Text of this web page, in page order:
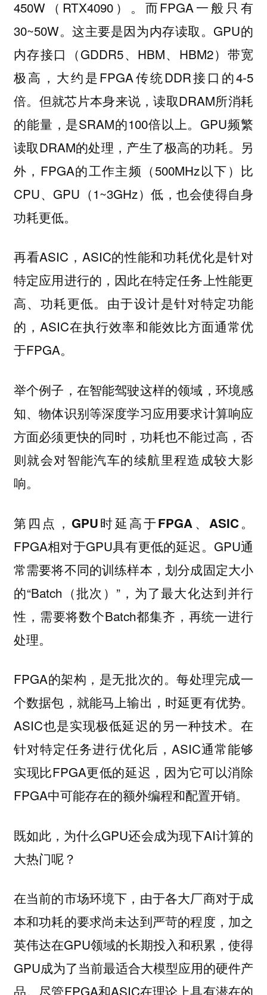
450W（RTX4090）。而FPGA一般只有
30~50W。这主要是因为内存读取。GPU的
内存接口（GDDR5、HBM、HBM2）带宽
极高，大约是FPGA传统DDR接口的4-5
倍。但就芯片本身来说，读取DRAM所消耗
的能量，是SRAM的100倍以上。GPU频繁
读取DRAM的处理，产生了极高的功耗。另
外，FPGA的工作主频（500MHz以下）比
CPU、GPU（1~3GHz）低，也会使得自身
功耗更低。
再看ASIC，ASIC的性能和功耗优化是针对
特定应用进行的，因此在特定任务上性能更
高、功耗更低。由于设计是针对特定功能
的，ASIC在执行效率和能效比方面通常优
于FPGA。
举个例子，在智能驾驶这样的领域，环境感
知、物体识别等深度学习应用要求计算响应
方面必须更快的同时，功耗也不能过高，否
则就会对智能汽车的续航里程造成较大影
响。
第四点，GPU时延高于FPGA、ASIC。
FPGA相对于GPU具有更低的延迟。GPU通
常需要将不同的训练样本，划分成固定大小
的“Batch（批次）”，为了最大化达到并行
性，需要将数个Batch都集齐，再统一进行
处理。
FPGA的架构，是无批次的。每处理完成一
个数据包，就能马上输出，时延更有优势。
ASIC也是实现极低延迟的另一种技术。在
针对特定任务进行优化后，ASIC通常能够
实现比FPGA更低的延迟，因为它可以消除
FPGA中可能存在的额外编程和配置开销。
既如此，为什么GPU还会成为现下AI计算的
大热门呢？
在当前的市场环境下，由于各大厂商对于成
本和功耗的要求尚未达到严苛的程度，加之
英伟达在GPU领域的长期投入和积累，使得
GPU成为了当前最适合大模型应用的硬件产
品。尽管FPGA和ASIC在理论上具有潜在的